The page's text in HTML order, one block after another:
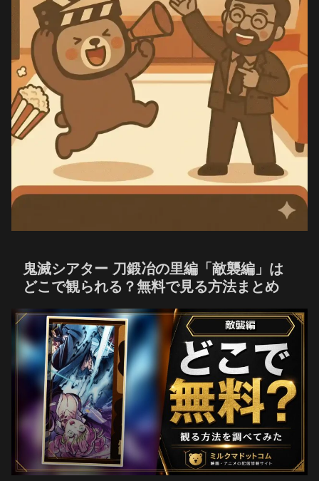
鬼滅シアター 刀鍛冶の里編「敵襲編」は
どこで観られる？無料で見る方法まとめ